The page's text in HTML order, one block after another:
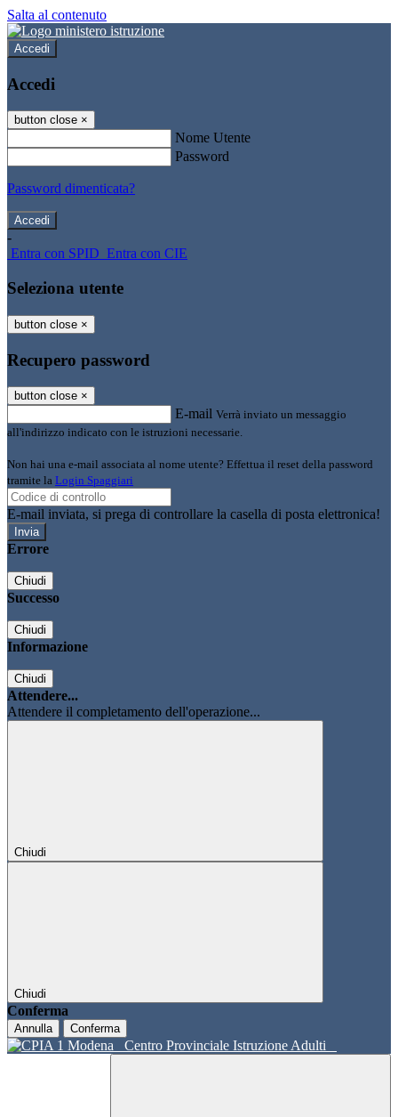
Salta al contenuto
Accedi
Accedi
button close ×
Nome Utente
Password
Password dimenticata?
-
Entra con SPID Entra con CIE
Seleziona utente
button close ×
Recupero password
button close ×
E-mail Verrà inviato un messaggio
all'indirizzo indicato con le istruzioni necessarie.
Non hai una e-mail associata al nome utente? Effettua il reset della password
tramite la Login Spaggiari
E-mail inviata, si prega di controllare la casella di posta elettronica!
Errore
Chiudi
Successo
Chiudi
Informazione
Chiudi
Attendere...
Attendere il completamento dell'operazione...
Chiudi
Chiudi
Conferma
Annulla Conferma
Centro Provinciale Istruzione Adulti